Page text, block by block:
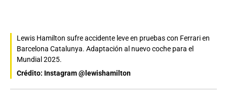
Lewis Hamilton sufre accidente leve en pruebas con Ferrari en
Barcelona Catalunya. Adaptación al nuevo coche para el
Mundial 2025.
Crédito: Instagram @lewishamilton